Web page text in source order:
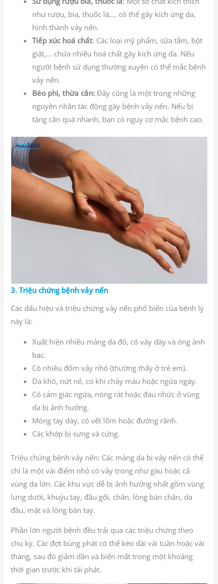
như rượu, bia, thuốc lá,… có thể gây kích ứng da,
hình thành vảy nến.
Tiếp xúc hoá chất: Các loại mỹ phẩm, sữa tắm, bột
giặt,… chứa nhiều hoá chất gây kích ứng da. Nếu
người bệnh sử dụng thường xuyên có thể mắc bệnh
vảy nến.
Béo phì, thừa cân: Đây cũng là một trong những
nguyên nhân tác động gây bệnh vảy nến. Nếu bị
tăng cân quá nhanh, bạn có nguy cơ mắc bệnh cao.
3. Triệu chứng bệnh vảy nến
Các dấu hiệu và triệu chứng vảy nến phổ biến của bệnh lý
này là:
Xuất hiện nhiều mảng da đỏ, có vảy dày và óng ánh
bạc.
Có nhiều đốm vảy nhỏ (thường thấy ở trẻ em).
Da khô, nứt nẻ, có khi chảy máu hoặc ngứa ngáy.
Có cảm giác ngứa, nóng rát hoặc đau nhức ở vùng
da bị ảnh hưởng.
Móng tay dày, có vết lõm hoặc đường rãnh.
Các khớp bị sưng và cứng.
Triệu chứng bệnh vảy nến: Các mảng da bị vảy nến có thể
chỉ là một vài điểm nhỏ có vảy trong như gàu hoặc cả
vùng da lớn. Các khu vực dễ bị ảnh hưởng nhất gồm vùng
lưng dưới, khuỷu tay, đầu gối, chân, lòng bàn chân, da
đầu, mặt và lòng bàn tay.
Phần lớn người bệnh đều trải qua các triệu chứng theo
chu kỳ. Các đợt bùng phát có thể kéo dài vài tuần hoặc vài
tháng, sau đó giảm dần và biến mất trong một khoảng
thời gian trước khi tái phát.